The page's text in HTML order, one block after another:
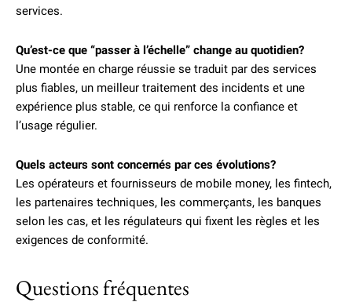
services.
Qu’est-ce que “passer à l’échelle” change au quotidien?
Une montée en charge réussie se traduit par des services
plus fiables, un meilleur traitement des incidents et une
expérience plus stable, ce qui renforce la confiance et
l’usage régulier.
Quels acteurs sont concernés par ces évolutions?
Les opérateurs et fournisseurs de mobile money, les fintech,
les partenaires techniques, les commerçants, les banques
selon les cas, et les régulateurs qui fixent les règles et les
exigences de conformité.
Questions fréquentes